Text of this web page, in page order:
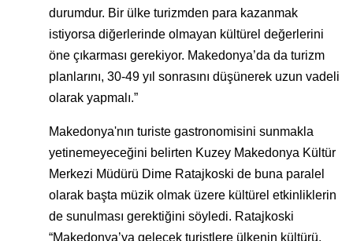
durumdur. Bir ülke turizmden para kazanmak
istiyorsa diğerlerinde olmayan kültürel değerlerini
öne çıkarması gerekiyor. Makedonya’da da turizm
planlarını, 30-49 yıl sonrasını düşünerek uzun vadeli
olarak yapmalı.”
Makedonya'nın turiste gastronomisini sunmakla
yetinemeyeceğini belirten Kuzey Makedonya Kültür
Merkezi Müdürü Dime Ratajkoski de buna paralel
olarak başta müzik olmak üzere kültürel etkinliklerin
de sunulması gerektiğini söyledi. Ratajkoski
“Makedonya’ya gelecek turistlere ülkenin kültürü,